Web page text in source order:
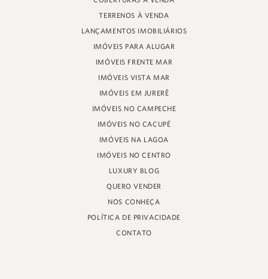
CRECI 11161
TERRENOS À VENDA
LANÇAMENTOS IMOBILIÁRIOS
IMÓVEIS PARA ALUGAR
IMÓVEIS FRENTE MAR
IMÓVEIS VISTA MAR
IMÓVEIS EM JURERÊ
IMÓVEIS NO CAMPECHE
IMÓVEIS NO CACUPÉ
IMÓVEIS NA LAGOA
IMÓVEIS NO CENTRO
LUXURY BLOG
QUERO VENDER
NOS CONHEÇA
POLÍTICA DE PRIVACIDADE
CONTATO